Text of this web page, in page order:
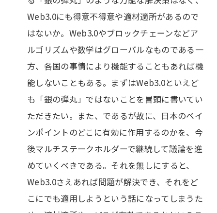
Web3.0にも得意不得意や適材適所があるので
はないか。Web3.0やブロックチェーンなどア
ルゴリズムや数学はグローバルなものである一
方、各国の事情により機能することもあれば機
能しないこともある。まずはWeb3.0といえど
も「銀の弾丸」ではないことを冒頭に書いてい
ただきたい。また、であるが故に、日本のペイ
ンポイントのどこに有効に作用するのかを、今
後マルチステークホルダーで継続して議論を進
めていくべきである。それを無しにすると、
Web3.0さえあれば問題が解決でき、それをど
こにでも適用しようという話になってしまうた